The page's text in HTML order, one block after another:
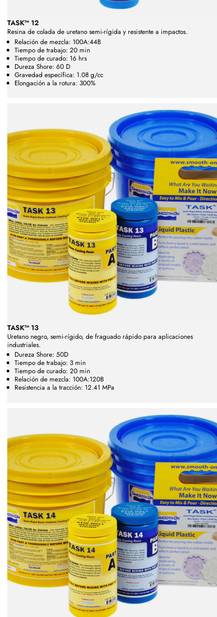
TASK™ 12
Resina de colada de uretano semi-rígida y resistente a impactos.
Relación de mezcla: 100A:44B
Tiempo de trabajo: 20 min
Tiempo de curado: 16 hrs
Dureza Shore: 60 D
Gravedad específica: 1.08 g/cc
Elongación a la rotura: 300%
TASK™ 13
Uretano negro, semi-rígido, de fraguado rápido para aplicaciones
industriales.
Dureza Shore: 50D
Tiempo de trabajo: 3 min
Tiempo de curado: 20 min
Relación de mezcla: 100A:120B
Resistencia a la tracción: 12.41 MPa